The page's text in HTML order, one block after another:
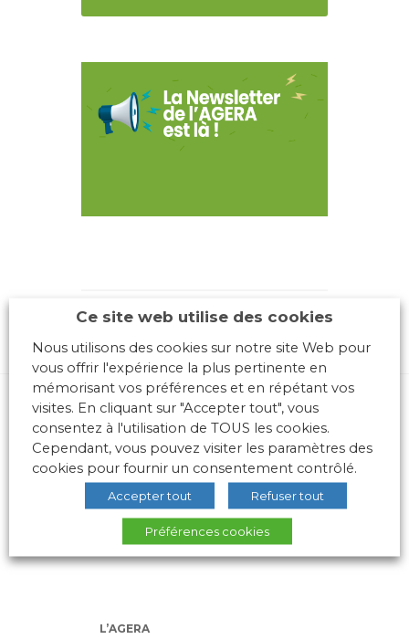
10 place des Archives – Bât G –
69288 LYON Cedex 02
Association loi 1901
L’AGERA
Ce site web utilise des cookies
Nous utilisons des cookies sur notre site Web pour
vous offrir l'expérience la plus pertinente en
mémorisant vos préférences et en répétant vos
visites. En cliquant sur "Accepter tout", vous
consentez à l'utilisation de TOUS les cookies.
Cependant, vous pouvez visiter les paramètres des
cookies pour fournir un consentement contrôlé.
Accepter tout Refuser tout
Préférences cookies